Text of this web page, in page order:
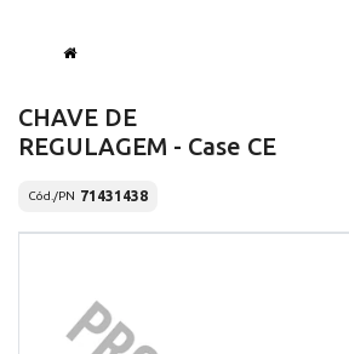
CHAVE DE
REGULAGEM - Case CE
Cód./PN 71431438